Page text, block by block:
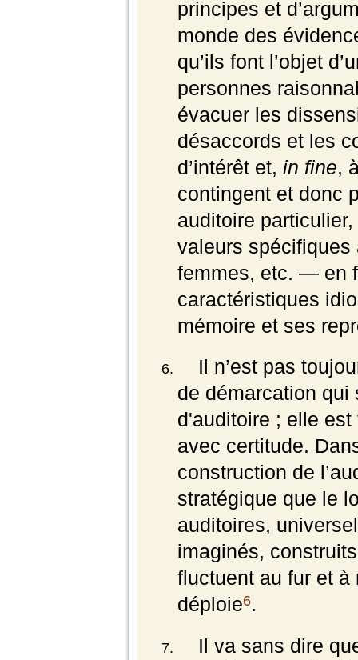
principes et
monde des
qu’ils font l’objet
personnes
évacuer les
désaccords et les
d’intérêt et, in fine,
contingent et donc
auditoire
valeurs
femmes, etc. — en
caractéristiques
mémoire et ses
Il n’est pas
de démarcation qui
d'auditoire ; elle
avec certitude.
construction de
stratégique que le
auditoires,
imaginés,
fluctuent au fur et
déploie6.
Il va sans dire